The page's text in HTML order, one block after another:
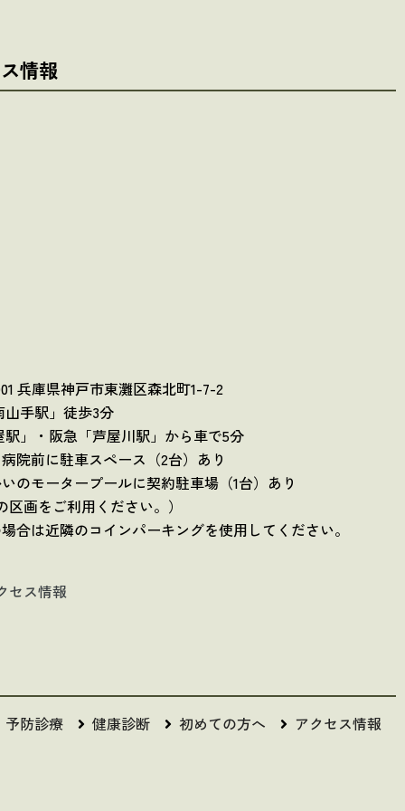
情報
兵庫県神戸市東灘区森北町1-7-2
手駅」徒歩3分
」・阪急「芦屋川駅」から車で5分
院前に駐車スペース（2台）あり
のモータープールに契約駐車場（1台）あり
区画をご利用ください。）
合は近隣のコインパーキングを使用してください。
セス情報
予防診療 健康診断 初めての方へ
アクセス情報